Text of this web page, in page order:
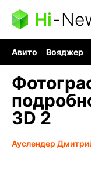
Hi-
Авито Вояджер
3D 2
Ауслендер